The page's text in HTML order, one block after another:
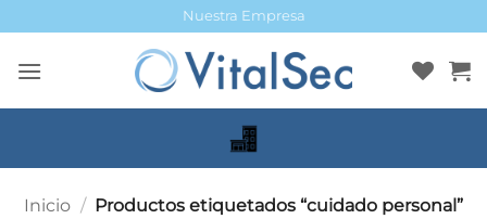
al
contenido
Nuestra Empresa
Inicio / Productos etiquetados “cuidado personal”